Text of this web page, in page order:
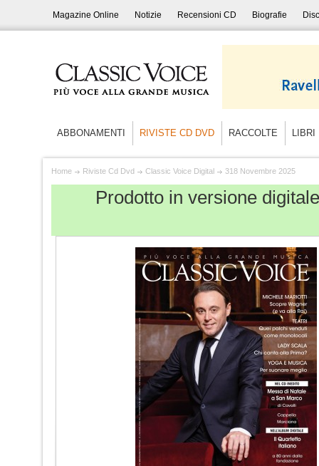
Magazine Online Notizie Recensioni CD Biografie
ABBONAMENTI RIVISTE CD DVD RACCOLTE LIBRI
Home Riviste Cd Dvd Classic Voice Digital 318 Novembre 2025
Prodotto in versione